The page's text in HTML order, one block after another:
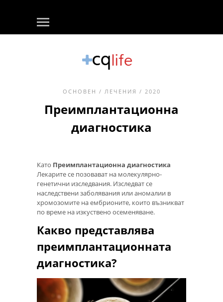
ОСНОВЕН / ЛЕЧЕНИЯ / 2020
Преимплантационна
диагностика
Като Преимплантационна диагностика
Лекарите се позовават на молекулярно-
генетични изследвания. Изследват се
наследствени заболявания или аномалии в
хромозомите на ембрионите, които възникват
по време на изкуствено осеменяване.
Какво представлява
преимплантационната
диагностика?